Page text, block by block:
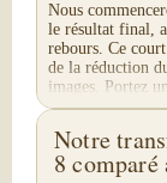
Nous
le résultat final,
rebours. Ce
de la réduction
images. Portez
particulière...
Notre
8 comparé